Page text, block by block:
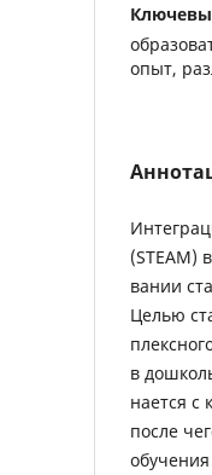
опыт,
(STEAM)
вании
Целью
в
нается с
после